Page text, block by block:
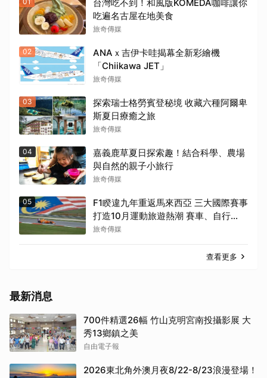
台灣吃不到！和風版KOMEDA咖啡讓你
吃遍名古屋在地美食
旅奇傳媒
02
ANAｘ吉伊卡哇揭幕全新彩繪機
「Chiikawa JET」
旅奇傳媒
03
探索瑞士格勞賓登秘境 收藏六種阿爾卑
斯夏日療癒之旅
旅奇傳媒
04
嘉義鹿草夏日探索趣！結合科學、農場
與自然的親子小旅行
旅奇傳媒
05
F1睽違九年重返馬來西亞 三大國際賽事
打造10月運動旅遊熱潮 賽車、自行
車、路跑同週登場
旅奇傳媒
查看更多
最新消息
700件精選26幅 竹山克明宮南投攝影展 大
秀13鄉鎮之美
自由電子報
2026東北角外澳月夜8/22-8/23浪漫登場！